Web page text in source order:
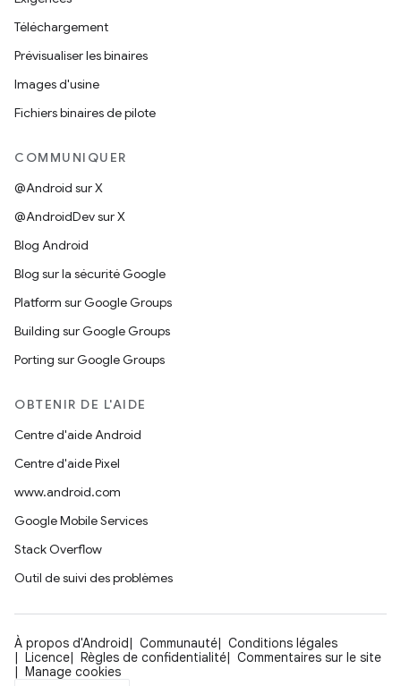
Téléchargement
Prévisualiser les binaires
Images d'usine
Fichiers binaires de pilote
COMMUNIQUER
@Android sur X
@AndroidDev sur X
Blog Android
Blog sur la sécurité Google
Platform sur Google Groups
Building sur Google Groups
Porting sur Google Groups
OBTENIR DE L'AIDE
Centre d'aide Android
Centre d'aide Pixel
www.android.com
Google Mobile Services
Stack Overflow
Outil de suivi des problèmes
À propos d'Android Communauté
Conditions légales
Licence
Règles de confidentialité
Commentaires sur le site
Manage cookies